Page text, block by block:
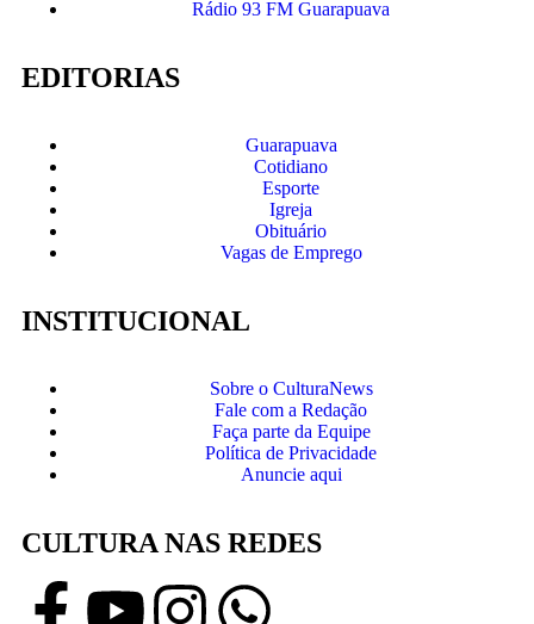
Rádio 93 FM Guarapuava
EDITORIAS
Guarapuava
Cotidiano
Esporte
Igreja
Obituário
Vagas de Emprego
INSTITUCIONAL
Sobre o CulturaNews
Fale com a Redação
Faça parte da Equipe
Política de Privacidade
Anuncie aqui
CULTURA NAS REDES